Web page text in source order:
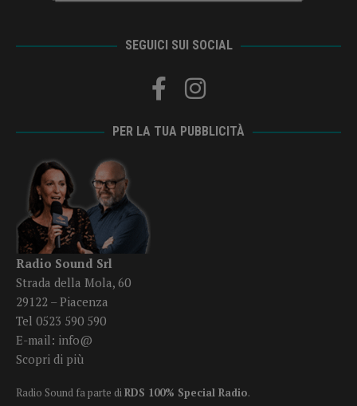
SEGUICI SUI SOCIAL
PER LA TUA PUBBLICITÀ
Radio Sound Srl
Strada della Mola, 60
29122 – Piacenza
Tel 0523 590 590
E-mail: info@
Scopri di più
Radio Sound fa parte diRDS 100% Special Radio.